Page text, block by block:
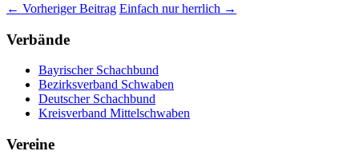
← Vorheriger Beitrag Einfach nur herrlich →
Verbände
Bayrischer Schachbund
Bezirksverband Schwaben
Deutscher Schachbund
Kreisverband Mittelschwaben
Vereine